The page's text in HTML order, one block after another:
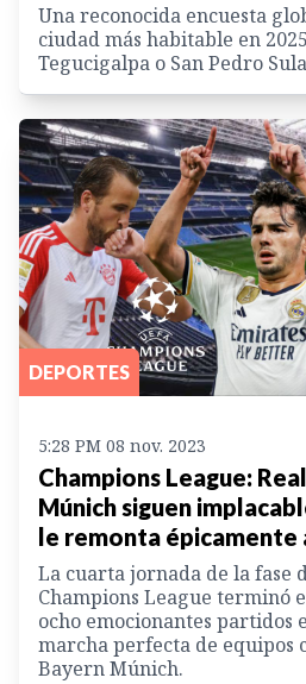
Una reconocida encuesta
ciudad más habitable en
Tegucigalpa o San Pedro
DEPORTES
5:28 PM 08 nov. 2023
Champions League:
Múnich siguen
le remonta épicamente
La cuarta jornada de la fase
Champions League terminó
ocho emocionantes partidos
marcha perfecta de equipos
Bayern Múnich.